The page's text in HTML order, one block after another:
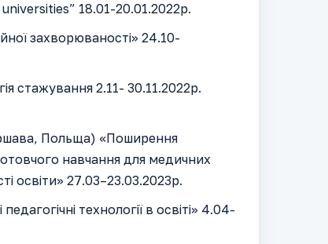
18.01-20.01.2022р.
захворюваності» 24.10-
стажування 2.11- 30.11.2022р.
Польща) «Поширення
навчання для медичних
освіти» 27.03–23.03.2023р.
технології в освіті» 4.04-